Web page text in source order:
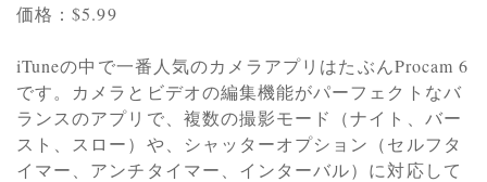
価格：$5.99
iTuneの中で一番人気のカメラアプリはたぶんProcam 6
です。カメラとビデオの編集機能がパーフェクトなバ
ランスのアプリで、複数の撮影モード（ナイト、バー
スト、スロー）や、シャッターオプション（セルフタ
イマー、アンチタイマー、インターバル）に対応して